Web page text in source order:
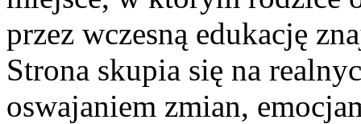
przez wczesną edukację
Strona skupia się na
oswajaniem zmian,